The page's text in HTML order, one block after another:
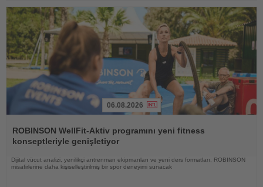
Oku
06.08.2026
ROBINSON WellFit-Aktiv programını yeni fitness
konseptleriyle genişletiyor
Dijital vücut analizi, yenilikçi antrenman ekipmanları ve yeni ders formatları, ROBINSON
misafirlerine daha kişiselleştirilmiş bir spor deneyimi sunacak